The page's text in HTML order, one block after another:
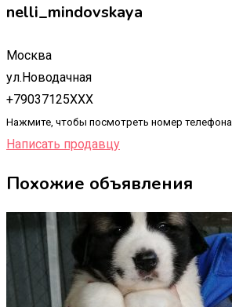
nelli_mindovskaya
Москва
ул.Новодачная
+79037125XXX
Нажмите, чтобы посмотреть номер телефона
Написать продавцу
Похожие объявления